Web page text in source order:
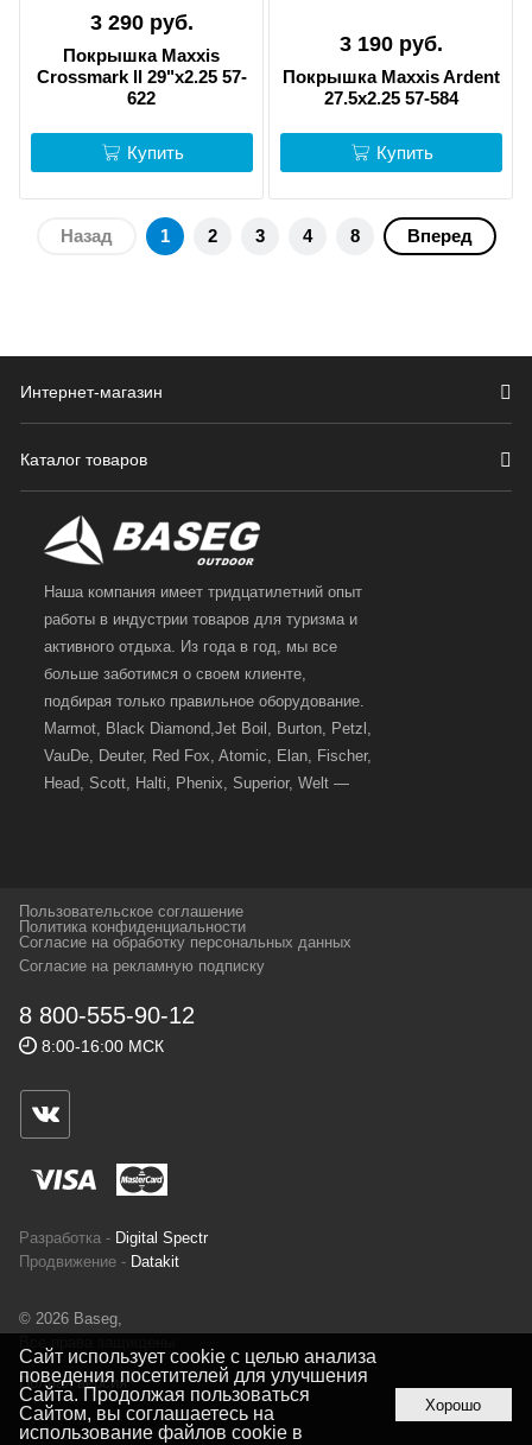
3 290 руб.
Покрышка Maxxis
Crossmark ll 29"x2.25 57-
622
Купить
3 190 руб.
Покрышка Maxxis Ardent
27.5x2.25 57-584
Купить
Назад 1 2 3 4 8 Вперед
Интернет-магазин
Каталог товаров
Наша компания имеет тридцатилетний опыт
работы в индустрии товаров для туризма и
активного отдыха. Из года в год, мы все
больше заботимся о своем клиенте,
подбирая только правильное оборудование.
Marmot, Black Diamond,Jet Boil, Burton, Petzl,
VauDe, Deuter, Red Fox, Atomic, Elan, Fischer,
Head, Scott, Halti, Phenix, Superior, Welt —
и взыскательных путешественников,
спортсменов и отдыхающих.
Геннадьевич
ИНН 590300057023 ОГРН 304590319000121
ул.Советская, 25, магазин Басег.
Тел./факс (342) 2101242
Пользовательское соглашение
Политика конфиденциальности
Согласие на обработку персональных данных
Согласие на рекламную подписку
8 800-555-90-12
8:00-16:00 МСК
Разработка - Digital Spectr
Продвижение - Datakit
© 2026 Baseg,
Полная версия
Сайт использует cookie с целью анализа
поведения посетителей для улучшения
Сайта. Продолжая пользоваться
Сайтом, вы соглашаетесь на
использование файлов cookie в
Хорошо